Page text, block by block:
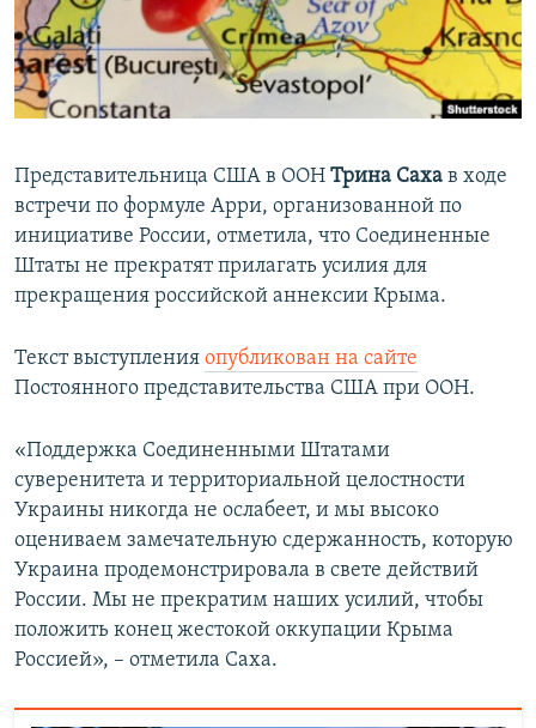
ПОБЕДИТЕЛЕЙ НЕ СУДЯТ?
КРЫМ.НЕПОКОРЕННЫЙ
ELIFBE
ПРИСОЕДИНЯЙТЕСЬ!
Все сайты RFE/RL
Представительница США в ООН Трина Саха в ходе
встречи по формуле Арри, организованной по
инициативе России, отметила, что Соединенные
Штаты не прекратят прилагать усилия для
прекращения российской аннексии Крыма.
Текст выступления опубликован на сайте
Постоянного представительства США при ООН.
«Поддержка Соединенными Штатами
суверенитета и территориальной целостности
Украины никогда не ослабеет, и мы высоко
оцениваем замечательную сдержанность, которую
Украина продемонстрировала в свете действий
России. Мы не прекратим наших усилий, чтобы
положить конец жестокой оккупации Крыма
Россией», – отметила Саха.